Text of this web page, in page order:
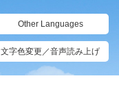
Other Languages
文字色変更／音声読み上げ